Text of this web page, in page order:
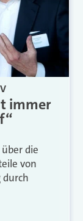
immer
die
von